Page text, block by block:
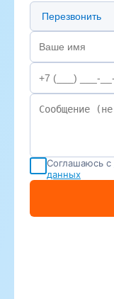
Соглашаюсь с
данных